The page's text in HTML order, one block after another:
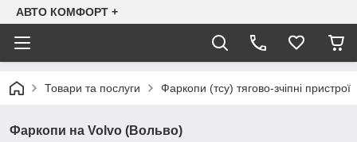
АВТО КОМФОРТ +
Товари та послуги Фаркопи (тсу) тягово-зчіпні пристрої
Фаркопи на Volvo (Вольво)